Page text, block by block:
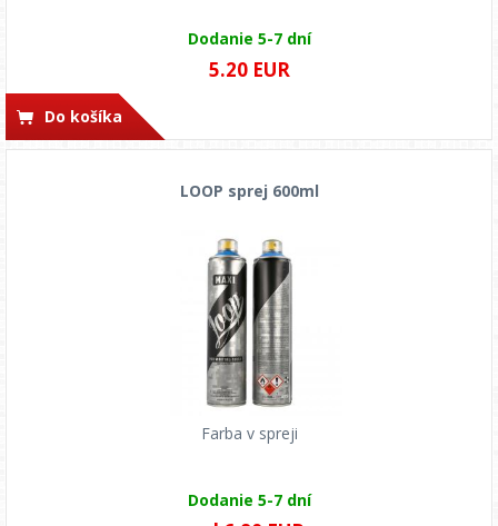
Dodanie 5-7 dní
5.20 EUR
Do košíka
LOOP sprej 600ml
Farba v spreji
Dodanie 5-7 dní